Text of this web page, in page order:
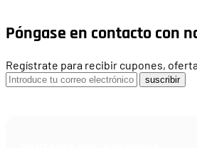
Póngase en contacto con
Regístrate para recibir cupones,
suscribir